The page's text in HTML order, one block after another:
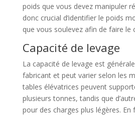
poids que vous devez manipuler
donc crucial d’identifier le poids
que vous soulevez afin de faire le
Capacité de levage
La capacité de levage est
fabricant et peut varier selon les
tables élévatrices peuvent
plusieurs tonnes, tandis que
pour des charges plus légères.